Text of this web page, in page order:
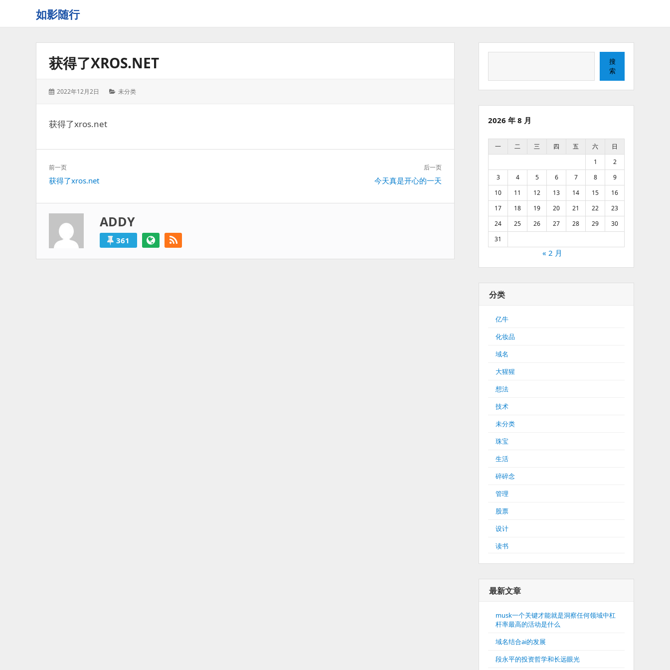
如影随行
果
记
的，
一
算
获得了XROS.NET
发
2022年12月2日
分
未分类
获得了xros.net
文
章
导
航
前一页
上
篇：
获得了xros.net
后一页
篇：
今天真是开心的一天
ADDY
361
搜
索
2026 年 8 月
一 二 三 四 五 六
日
1
2
3
4 5 6 7 8
9
10
11 12 13 14 15
16
17
18 19 20 21 22
23
24
25 26 27 28 29
30
31
« 2 月
分类
亿牛
化妆品
域名
大猩猩
想法
技术
未分类
珠宝
生活
碎碎念
管理
股票
设计
读书
最新文章
musk一个关键才能就是洞察任何领域中杠
杆率最高的活动是什么
域名结合ai的发展
段永平的投资哲学和长远眼光